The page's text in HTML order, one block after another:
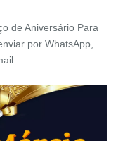
de Aniversário Para
por WhatsApp,